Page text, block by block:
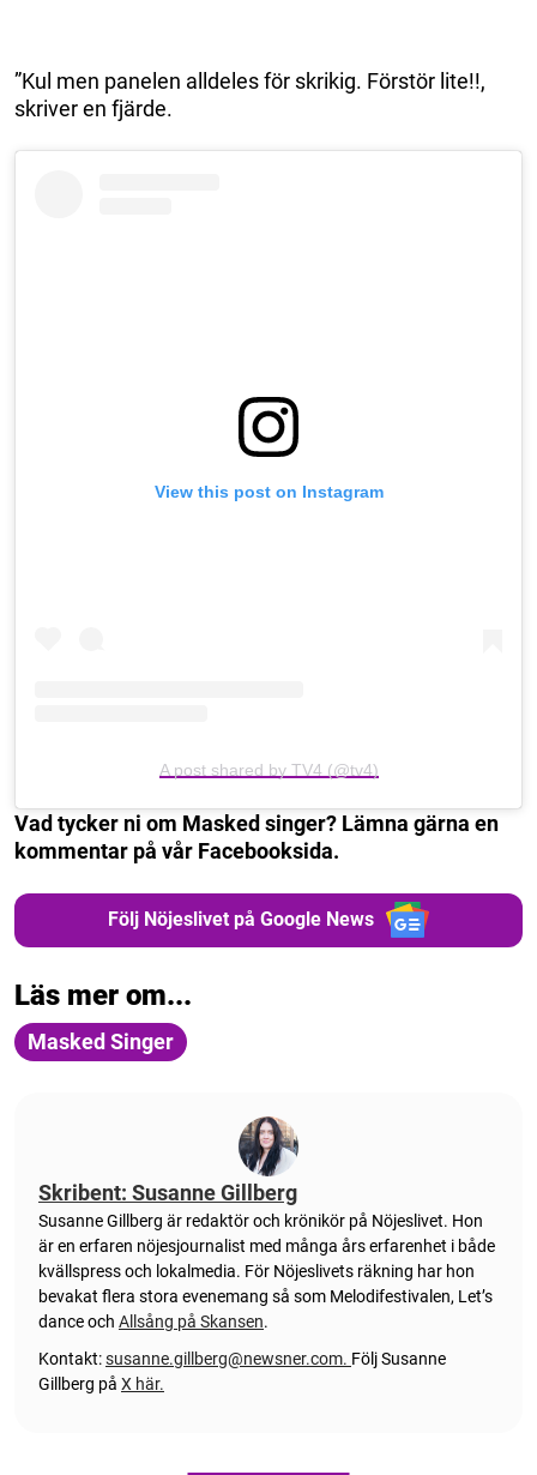
”Kul men panelen alldeles för skrikig. Förstör lite!!,
skriver en fjärde.
View this post on Instagram
A post shared by TV4 (@tv4)
Vad tycker ni om Masked singer? Lämna gärna en
kommentar på vår Facebooksida.
Följ Nöjeslivet på Google News
Läs mer om...
Masked Singer
Skribent: Susanne Gillberg
Susanne Gillberg är redaktör och krönikör på Nöjeslivet. Hon
är en erfaren nöjesjournalist med många års erfarenhet i både
kvällspress och lokalmedia. För Nöjeslivets räkning har hon
bevakat flera stora evenemang så som Melodifestivalen, Let’s
dance och Allsång på Skansen.
Kontakt:susanne.gillberg@newsner.com. Följ Susanne
Gillberg på X här.